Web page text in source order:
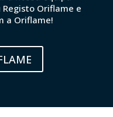
Registo Oriflame e
a Oriflame!